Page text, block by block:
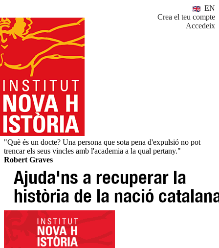
EN
Crea el teu compte
Accedeix
"Què és un docte? Una persona que sota pena d'expulsió no pot
trencar els seus vincles amb l'academia a la qual pertany."
Robert Graves